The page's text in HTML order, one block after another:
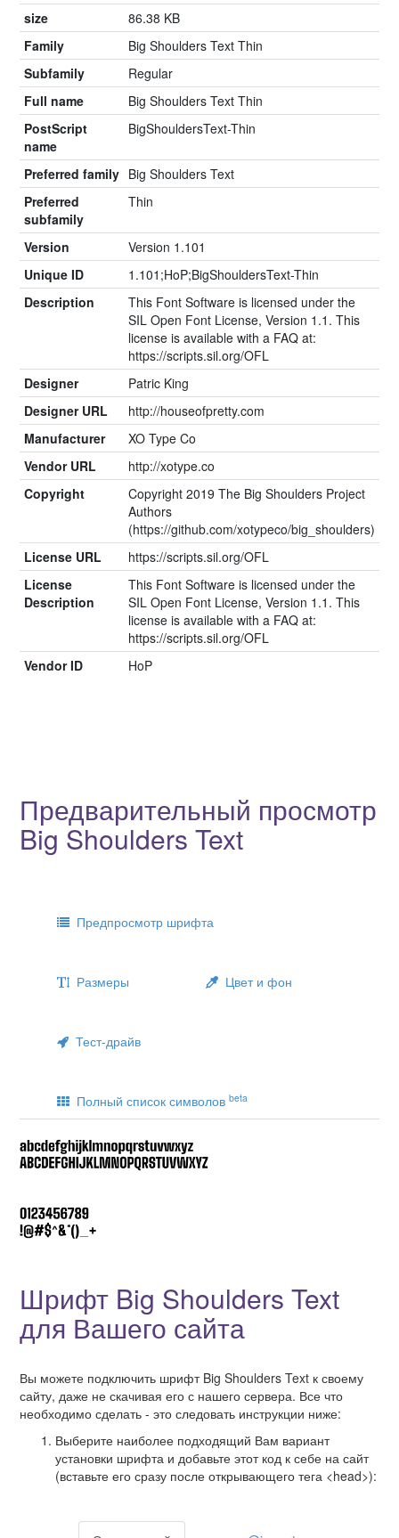
size
86.38 KB
Family
Big Shoulders Text Thin
Subfamily
Regular
Full name
Big Shoulders Text Thin
PostScript
name
BigShouldersText-Thin
Preferred family Big Shoulders Text
Preferred
subfamily
Thin
Version
Version 1.101
Unique ID
1.101;HoP;BigShouldersText-Thin
Description
This Font Software is licensed under the
SIL Open Font License, Version 1.1. This
license is available with a FAQ at:
https://scripts.sil.org/OFL
Designer
Patric King
Designer URL
http://houseofpretty.com
Manufacturer
XO Type Co
Vendor URL
http://xotype.co
Copyright
Copyright 2019 The Big Shoulders Project
Authors
(https://github.com/xotypeco/big_shoulders)
License URL
https://scripts.sil.org/OFL
License
Description
This Font Software is licensed under the
SIL Open Font License, Version 1.1. This
license is available with a FAQ at:
https://scripts.sil.org/OFL
Vendor ID
HoP
Предварительный просмотр
Big Shoulders Text
Предпросмотр шрифта
Размеры Цвет и фон
Тест-драйв
Полный список символов beta
Шрифт Big Shoulders Text
для Вашего сайта
Вы можете подключить шрифт Big Shoulders Text к своему
сайту, даже не скачивая его с нашего сервера. Все что
необходимо сделать - это следовать инструкции ниже:
Выберите наиболее подходящий Вам вариант
установки шрифта и добавьте этот код к себе на сайт
(вставьте его сразу после открывающего тега <head>):